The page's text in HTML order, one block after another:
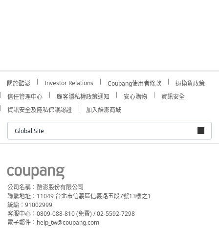
關於酷澎 Investor Relations Coupang使用者條款
退換貨政策
信任管理中心
顧客隱私權政策通知 安心購物
資訊安全
資訊安全及隱私保護認證
加入酷澎商城
Global Site
公司名稱：酷澎股份有限公司
聯繫地址：11049 台北市信義區信義路五段7號13樓之1
統編：91002999
客服中心：0809-088-810 (免費) / 02-5592-7298
電子郵件：help_tw@coupang.com